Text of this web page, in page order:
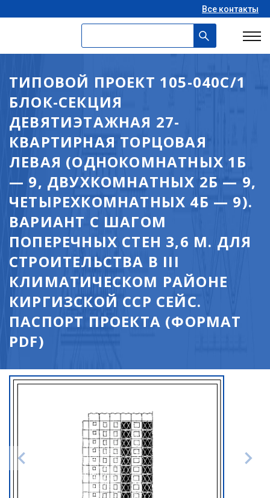
Все контакты
ТИПОВОЙ ПРОЕКТ 105-040С/1
БЛОК-СЕКЦИЯ
ДЕВЯТИЭТАЖНАЯ 27-
КВАРТИРНАЯ ТОРЦОВАЯ
ЛЕВАЯ (ОДНОКОМНАТНЫХ 1Б
— 9, ДВУХКОМНАТНЫХ 2Б — 9,
ЧЕТЫРЕХКОМНАТНЫХ 4Б — 9).
ВАРИАНТ С ШАГОМ
ПОПЕРЕЧНЫХ СТЕН 3,6 М. ДЛЯ
СТРОИТЕЛЬСТВА В III
КЛИМАТИЧЕСКОМ РАЙОНЕ
КИРГИЗСКОЙ ССР СЕЙС.
ПАСПОРТ ПРОЕКТА (ФОРМАТ
PDF)